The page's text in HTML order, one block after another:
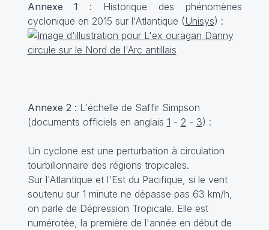
Annexe 1 : Historique des phénomènes
cyclonique en 2015 sur l'Atlantique (Unisys) :
Annexe 2 : L'échelle de Saffir Simpson
(documents officiels en anglais 1 - 2 - 3) :
Un cyclone est une perturbation à circulation
tourbillonnaire des régions tropicales.
Sur l'Atlantique et l'Est du Pacifique, si le vent
soutenu sur 1 minute ne dépasse pas 63 km/h,
on parle de Dépression Tropicale. Elle est
numérotée, la première de l'année en début de